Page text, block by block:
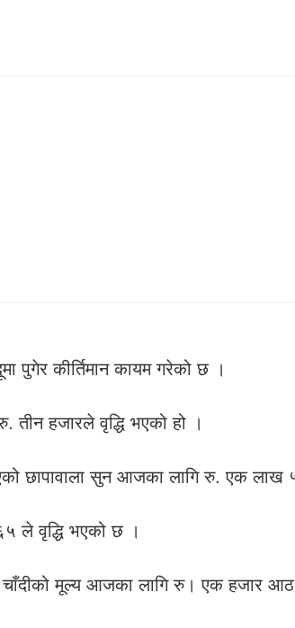
पुगेर कीर्तिमान कायम गरेको छ ।
तीन हजारले वृद्धि भएको हो ।
छापावाला सुन आजका लागि रु. एक लाख
ले वृद्धि भएको छ ।
चाँदीको मूल्य आजका लागि रु। एक हजार